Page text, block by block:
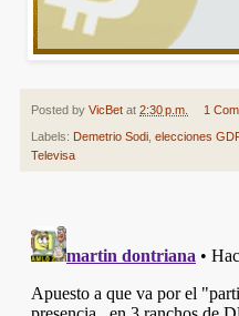
Posted by VicBet at 2:30 p.m. 1
Labels: Demetrio Sodi elecciones
Televisa